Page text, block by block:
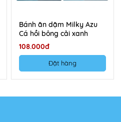
Bánh ăn dặm Milky Azu
Cá hồi bông cải xanh
200g
108.000đ
Đặt hàng